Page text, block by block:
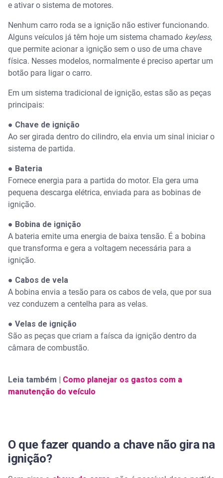
e ativar o sistema de motores.
Nenhum carro roda se a ignição não estiver funcionando.
Alguns veículos já têm hoje um sistema chamado keyless,
que permite acionar a ignição sem o uso de uma chave
física. Nesses modelos, normalmente é preciso apertar um
botão para ligar o carro.
Em um sistema tradicional de ignição, estas são as peças
principais:
● Chave de ignição
Ao ser girada dentro do cilindro, ela envia um sinal iniciar o
sistema de partida.
● Bateria
Fornece energia para a partida do motor. Ela gera uma
pequena descarga elétrica, enviada para as bobinas de
ignição.
● Bobina de ignição
A bateria emite uma energia de baixa tensão. É a bobina
que transforma e gera a voltagem necessária para a
ignição.
● Cabos de vela
A bobina envia a tesão para os cabos de vela, que por sua
vez conduzem a centelha para as velas.
● Velas de ignição
São as peças que criam a faísca da ignição dentro da
câmara de combustão.
Leia também | Como planejar os gastos com a
manutenção do veículo
O que fazer quando a chave não gira na
ignição?